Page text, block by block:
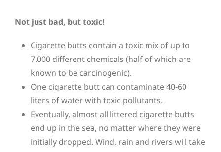
Not just bad, but toxic!
Cigarette butts contain a toxic mix of up to
7.000 different chemicals (half of which are
known to be carcinogenic).
One cigarette butt can contaminate 40-60
liters of water with toxic pollutants.
Eventually, almost all littered cigarette butts
end up in the sea, no matter where they were
initially dropped. Wind, rain and rivers will take